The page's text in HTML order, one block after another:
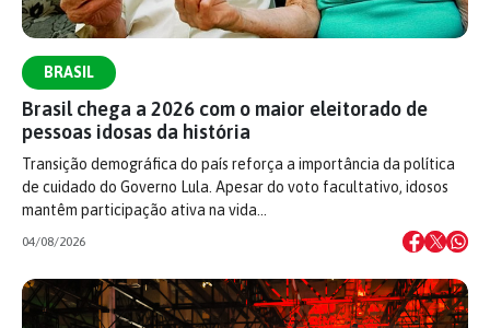
BRASIL
Brasil chega a 2026 com o maior eleitorado de
pessoas idosas da história
Transição demográfica do país reforça a importância da política
de cuidado do Governo Lula. Apesar do voto facultativo, idosos
mantêm participação ativa na vida…
04/08/2026